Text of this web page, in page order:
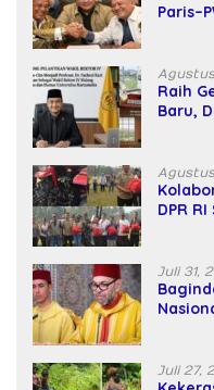
Raih
Baru,
DPR
Juli 31,
Juli 27,